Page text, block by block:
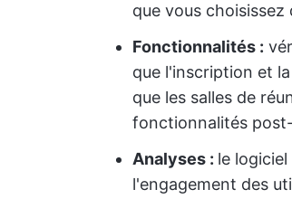
que vous
Fonctionnalités :
que l'inscription et
que les salles de
fonctionnalités
Analyses : le
l'engagement des